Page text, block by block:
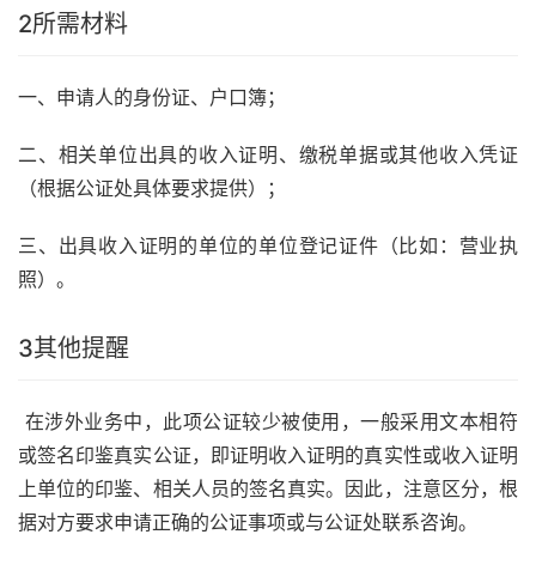
2所需材料
一、申请人的身份证、户口簿；
二、相关单位出具的收入证明、缴税单据或其他收入凭证
（根据公证处具体要求提供）；
三、出具收入证明的单位的单位登记证件（比如：营业执
照）。
3其他提醒
在涉外业务中，此项公证较少被使用，一般采用文本相符
或签名印鉴真实公证，即证明收入证明的真实性或收入证明
上单位的印鉴、相关人员的签名真实。因此，注意区分，根
据对方要求申请正确的公证事项或与公证处联系咨询。